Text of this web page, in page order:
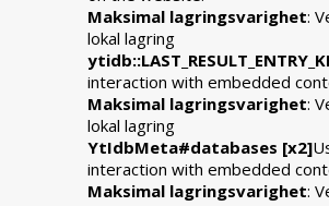
Maksimal lagringsvarighet:
lokal lagring
interaction with embedded
Maksimal lagringsvarighet:
lokal lagring
YtIdbMeta#databases [x2]
interaction with embedded
Maksimal lagringsvarighet: